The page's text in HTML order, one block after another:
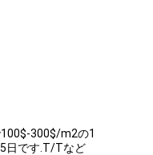
100$-300$/m2の1
日です.T/Tなど